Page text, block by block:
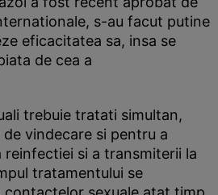
s-au facut putine
eficacitatea sa, insa se
de cea a
trebuie tratati simultan,
vindecare si pentru a
si a transmiterii la
tratamentului se